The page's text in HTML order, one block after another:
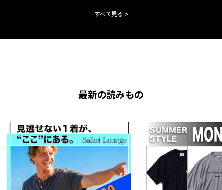
すべて見る
最新の読みもの